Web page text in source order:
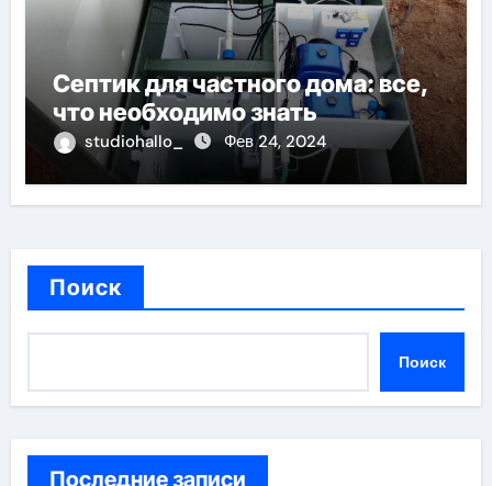
Септик для частного дома: все,
что необходимо знать
studiohallo_ Фев 24, 2024
Поиск
Поиск
Последние записи